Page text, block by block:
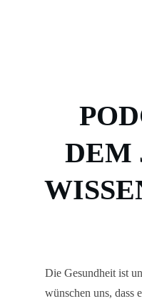
DEM
Die Gesundheit ist
wünschen uns, dass